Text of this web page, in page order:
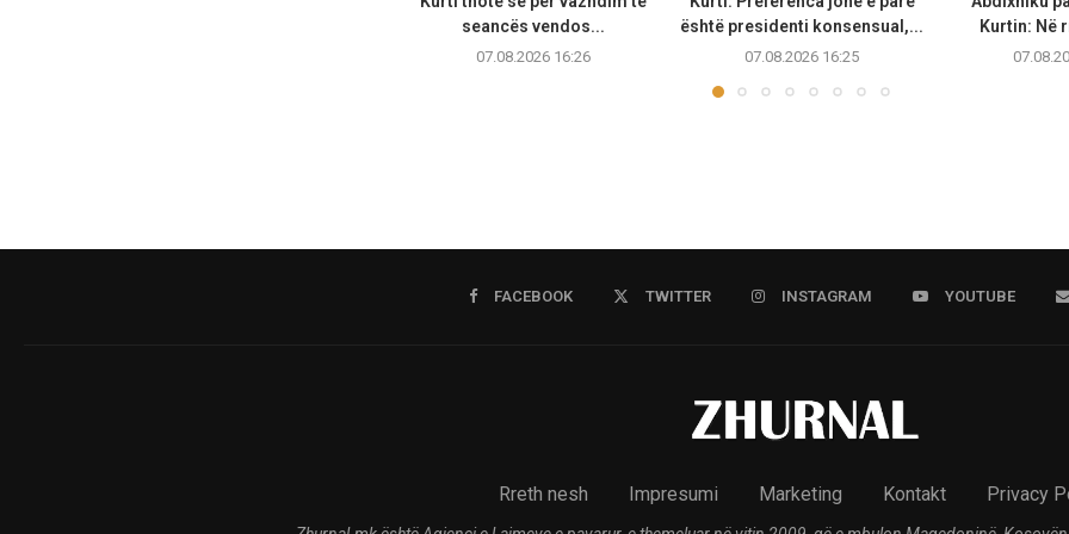
seancës vendos...
07.08.2026 16:26
është presidenti konsensual,...
07.08.2026 16:25
Kurtin: Në
FACEBOOK TWITTER INSTAGRAM YOUTUBE
Rreth nesh Impresumi Marketing Kontakt Privacy